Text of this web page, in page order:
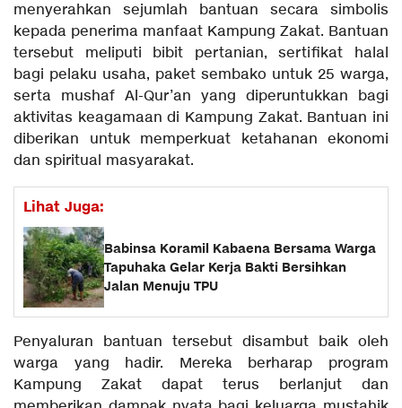
menyerahkan sejumlah bantuan secara simbolis
kepada penerima manfaat Kampung Zakat. Bantuan
tersebut meliputi bibit pertanian, sertifikat halal
bagi pelaku usaha, paket sembako untuk 25 warga,
serta mushaf Al-Qur’an yang diperuntukkan bagi
aktivitas keagamaan di Kampung Zakat. Bantuan ini
diberikan untuk memperkuat ketahanan ekonomi
dan spiritual masyarakat.
Lihat Juga:
Babinsa Koramil Kabaena Bersama Warga
Tapuhaka Gelar Kerja Bakti Bersihkan
Jalan Menuju TPU
Penyaluran bantuan tersebut disambut baik oleh
warga yang hadir. Mereka berharap program
Kampung Zakat dapat terus berlanjut dan